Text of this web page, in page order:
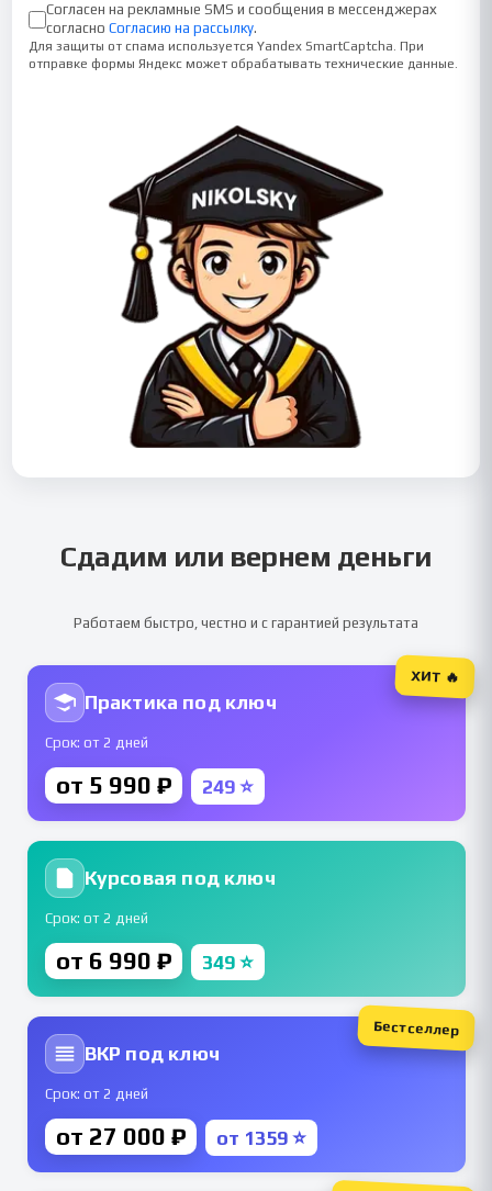
Согласен на рекламные SMS и сообщения в мессенджерах
согласно Согласию на рассылку.
Для защиты от спама используется Yandex SmartCaptcha. При
отправке формы Яндекс может обрабатывать технические данные.
Сдадим или вернем деньги
Работаем быстро, честно и с гарантией результата
Практика под ключ
Срок: от 2 дней
от 5 990 ₽ 249 ⭐
ХИТ 🔥
Курсовая под ключ
Срок: от 2 дней
от 6 990 ₽ 349 ⭐
ВКР под ключ
Срок: от 2 дней
от 27 000 ₽ от 1359 ⭐
Бестселлер